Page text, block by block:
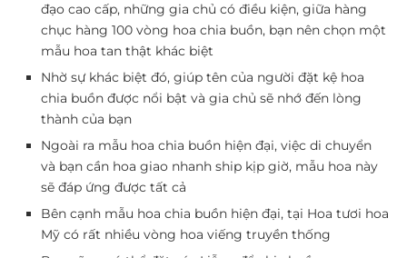
đạo cao cấp, những gia chủ có điều kiện, giữa hàng
chục hàng 100 vòng hoa chia buồn, bạn nên chọn một
mẫu hoa tan thật khác biệt
Nhờ sự khác biệt đó, giúp tên của người đặt kệ hoa
chia buồn được nổi bật và gia chủ sẽ nhớ đến lòng
thành của bạn
Ngoài ra mẫu hoa chia buồn hiện đại, việc di chuyển
và bạn cần hoa giao nhanh ship kịp giờ, mẫu hoa này
sẽ đáp ứng được tất cả
Bên cạnh mẫu hoa chia buồn hiện đại, tại Hoa tươi hoa
Mỹ có rất nhiều vòng hoa viếng truyền thống